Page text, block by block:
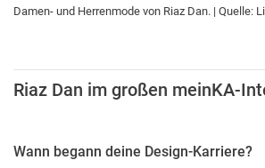
Damen- und Herrenmode von Riaz Dan. | Quelle:
Riaz Dan im großen meinKA-
Wann begann deine Design-Karriere?